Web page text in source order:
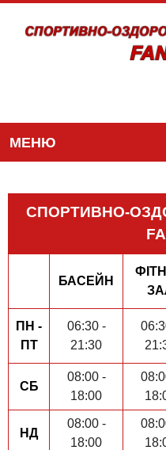
МЕНЮ
СПОРТИВНО-
БАСЕЙН
ПН -
ПТ
06:30 -
21:30
СБ
08:00 -
18:00
НД
08:00 -
18:00